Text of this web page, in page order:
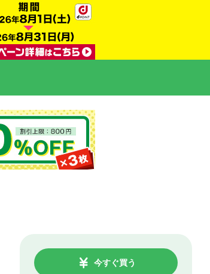
今すぐ買う